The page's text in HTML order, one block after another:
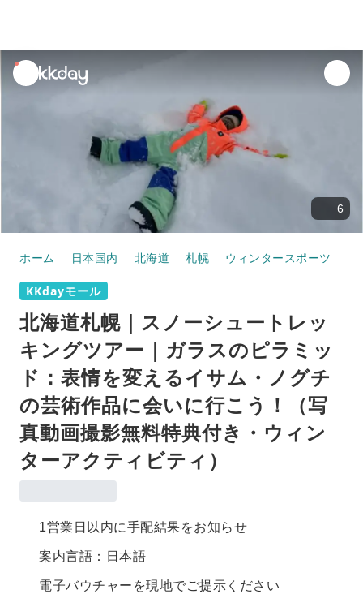
unread
notifications
6
ホーム 日本国内 北海道 札幌 ウィンタースポーツ
KKdayモール
北海道札幌｜スノーシュートレッ
キングツアー｜ガラスのピラミッ
ド：表情を変えるイサム・ノグチ
の芸術作品に会いに行こう！（写
真動画撮影無料特典付き・ウィン
ターアクティビティ）
1営業日以内に手配結果をお知らせ
案内言語：日本語
電子バウチャーを現地でご提示ください